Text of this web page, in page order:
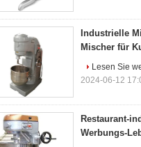
Industrielle
Mischer für
Lesen Sie
2024-06-12
Restaurant-
Werbungs-